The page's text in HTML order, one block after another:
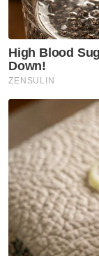
Penduduk
dan Mesir
Agensi
antara